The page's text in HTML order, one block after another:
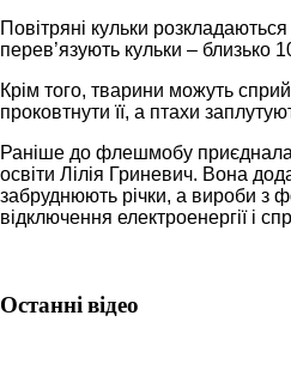
Повітряні кульки
перев’язують кульки – близько
Крім того, тварини можуть
проковтнути її, а птахи
Раніше до флешмобу
освіти Лілія Гриневич. Вона
забруднюють річки, а вироби з
відключення електроенергії і
Останні відео